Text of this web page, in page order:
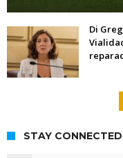
Di
STAY CONNECTED